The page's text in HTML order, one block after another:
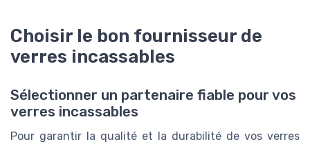
Choisir le bon fournisseur de
verres incassables
Sélectionner un partenaire fiable pour vos
verres incassables
Pour garantir la qualité et la durabilité de vos verres